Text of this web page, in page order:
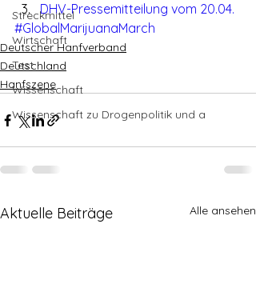
Streckmittel
Wirtschaft
Test
Wissenschaft
Wissenschaft zu Drogenpolitik und a
DHV-Pressemitteilung vom 20.04.
#GlobalMarijuanaMarch
Deutscher Hanfverband
Deutschland
Hanfszene
Aktuelle Beiträge Alle ansehen